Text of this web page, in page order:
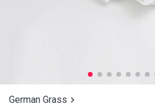
German Grass 